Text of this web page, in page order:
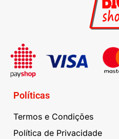
Políticas
Termos e Condições
Política de Privacidade